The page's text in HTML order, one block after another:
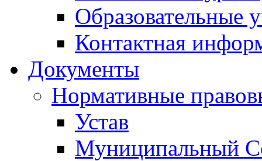
Образовательные
Контактная
Документы
Нормативные
Устав
Муниципальный